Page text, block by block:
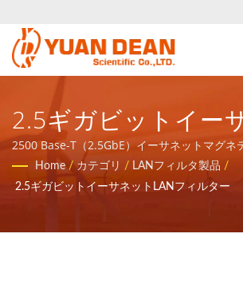
2.5ギガビットイー
LANトランスフォ
YDS - 通信ネットワ
2500 Base-T（2.5GbE）イーサネットマグネ
ネットワークアプリケーションの磁気コンポ
のトータルソリューションを提供します。
Home / カテゴリ / LANフィルタ製品 /
2.5ギガビットイーサネットLANフィルター